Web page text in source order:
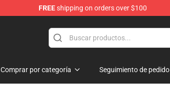
FREEshipping on orders over $100
Comprar por categoría Seguimiento de pedido